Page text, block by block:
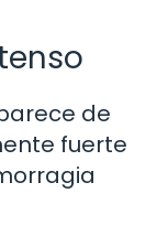
de
fuerte